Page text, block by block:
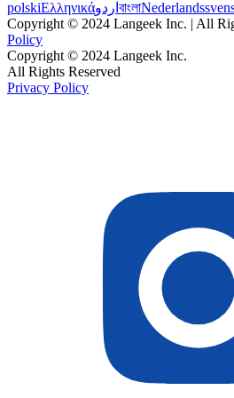
polskiΕλληνικάاردو বাংলাNederlands
Copyright © 2024 Langeek Inc. | All
Policy
Copyright © 2024 Langeek Inc.
All Rights Reserved
Privacy Policy